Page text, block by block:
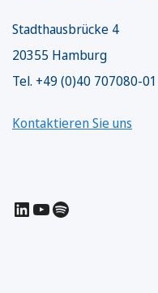
Stadthausbrücke 4
20355 Hamburg
Tel. +49 (0)40 707080-01
Kontaktieren Sie uns
LinkedIn
YouTube
Spotify